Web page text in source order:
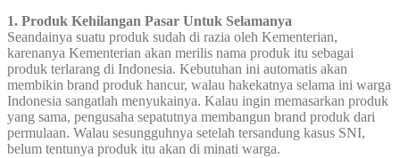
1. Produk Kehilangan Pasar Untuk Selamanya
Seandainya suatu produk sudah di razia oleh Kementerian,
karenanya Kementerian akan merilis nama produk itu sebagai
produk terlarang di Indonesia. Kebutuhan ini automatis akan
membikin brand produk hancur, walau hakekatnya selama ini warga
Indonesia sangatlah menyukainya. Kalau ingin memasarkan produk
yang sama, pengusaha sepatutnya membangun brand produk dari
permulaan. Walau sesungguhnya setelah tersandung kasus SNI,
belum tentunya produk itu akan di minati warga.